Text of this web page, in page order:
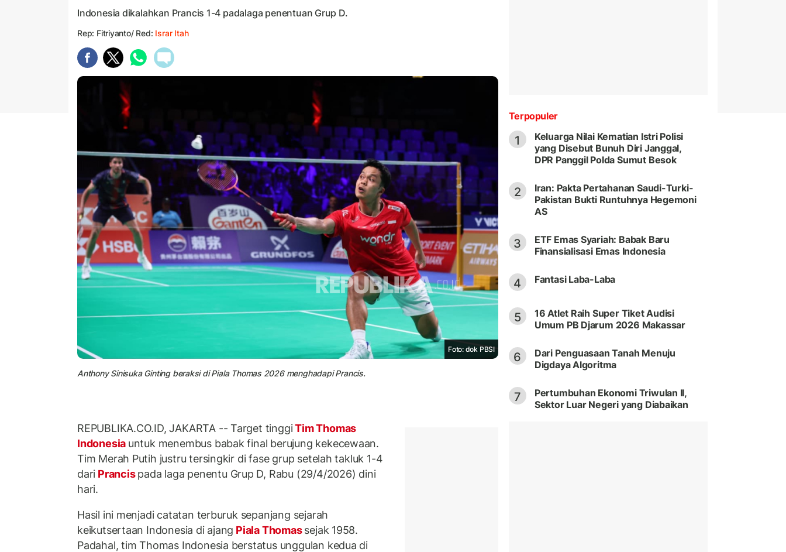
Indonesia dikalahkan Prancis 1-4 padalaga penentuan Grup D.
Rep: Fitriyanto/ Red: Israr Itah
Foto: dok PBSI
Anthony Sinisuka Ginting beraksi di Piala Thomas 2026 menghadapi Prancis.
REPUBLIKA.CO.ID, JAKARTA -- Target tinggiTim Thomas
Indonesia untuk menembus babak final berujung kekecewaan.
Tim Merah Putih justru tersingkir di fase grup setelah takluk 1-4
dari Prancispada laga penentu Grup D, Rabu (29/4/2026) dini
hari.
Hasil ini menjadi catatan terburuk sepanjang sejarah
keikutsertaan Indonesia di ajang Piala Thomassejak 1958.
Padahal, tim Thomas Indonesia berstatus unggulan kedua di
Terpopuler
1
Keluarga Nilai Kematian Istri Polisi
yang Disebut Bunuh Diri Janggal,
DPR Panggil Polda Sumut Besok
2
Iran: Pakta Pertahanan Saudi-Turki-
Pakistan Bukti Runtuhnya Hegemoni
AS
3
ETF Emas Syariah: Babak Baru
Finansialisasi Emas Indonesia
4 Fantasi Laba-Laba
5
16 Atlet Raih Super Tiket Audisi
Umum PB Djarum 2026 Makassar
6
Dari Penguasaan Tanah Menuju
Digdaya Algoritma
7
Pertumbuhan Ekonomi Triwulan II,
Sektor Luar Negeri yang Diabaikan